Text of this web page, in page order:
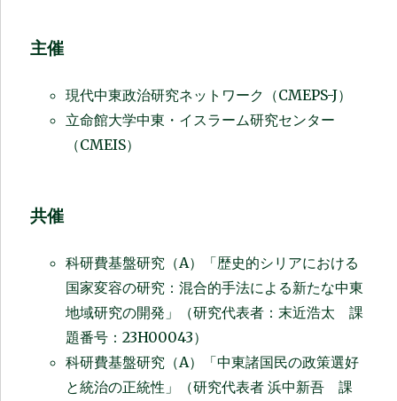
主催
現代中東政治研究ネットワーク（CMEPS-J）
立命館大学中東・イスラーム研究センター
（CMEIS）
共催
科研費基盤研究（A）「歴史的シリアにおける
国家変容の研究：混合的手法による新たな中東
地域研究の開発」（研究代表者：末近浩太 課
題番号：23H00043）
科研費基盤研究（A）「中東諸国民の政策選好
と統治の正統性」（研究代表者 浜中新吾 課